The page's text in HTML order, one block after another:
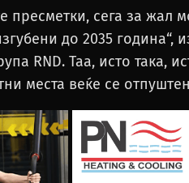
пресметки, сега за жал
до 2035 година“,
RND. Таа, исто така,
места веќе се